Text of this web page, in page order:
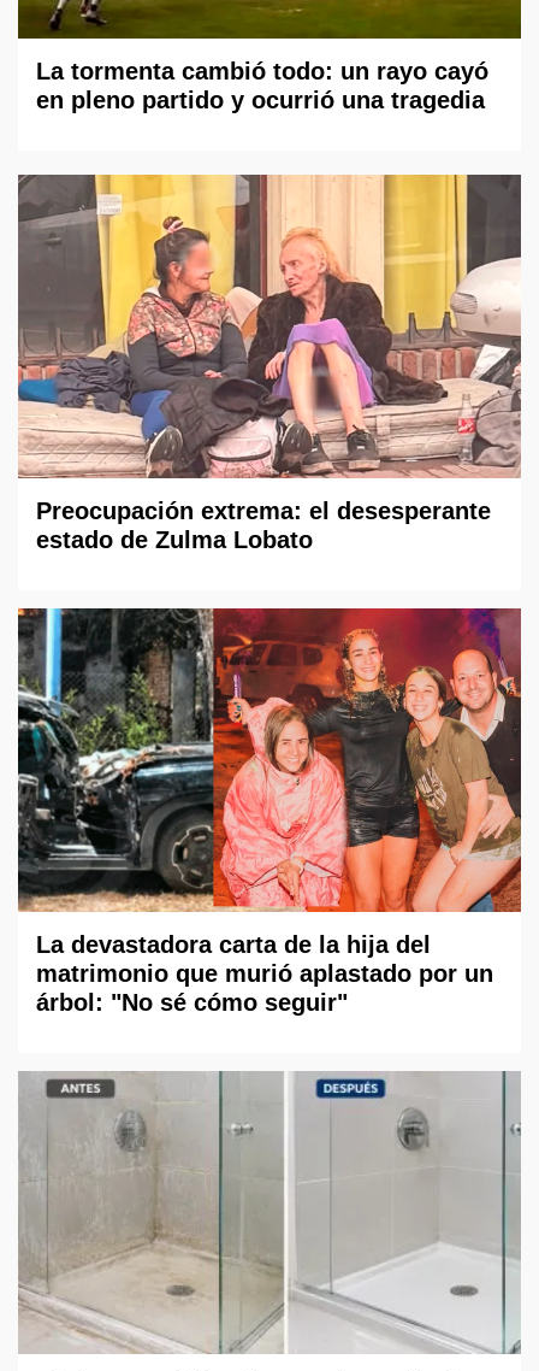
La tormenta cambió todo: un rayo cayó
en pleno partido y ocurrió una tragedia
Preocupación extrema: el desesperante
estado de Zulma Lobato
La devastadora carta de la hija del
matrimonio que murió aplastado por un
árbol: "No sé cómo seguir"